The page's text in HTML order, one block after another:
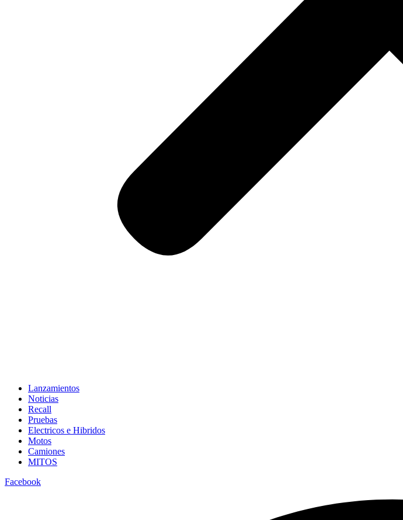
Lanzamientos
Noticias
Recall
Pruebas
Electricos e Hibridos
Motos
Camiones
MITOS
Facebook